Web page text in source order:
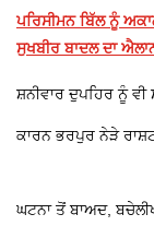
ਪਰਿਸੀਮਨ ਬਿੱਲ ਨੂੰ
ਸੁਖਬੀਰ ਬਾਦਲ ਦਾ
ਸ਼ਨੀਵਾਰ ਦੁਪਹਿਰ ਨੂੰ ਵੀ
ਕਾਰਨ ਭਰਪੁਰ ਨੇੜੇ
ਘਟਨਾ ਤੋਂ ਬਾਅਦ,